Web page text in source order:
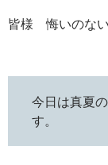
皆様 悔いのない
今日は真夏
す。